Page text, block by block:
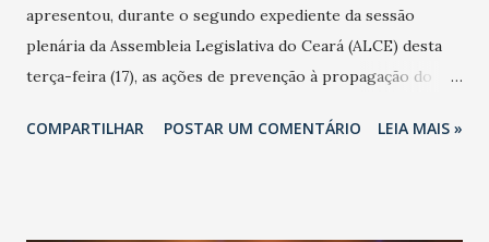
apresentou, durante o segundo expediente da sessão
plenária da Assembleia Legislativa do Ceará (ALCE) desta
terça-feira (17), as ações de prevenção à propagação do
adotadas pelo Governo do Estado na contenção da
COMPARTILHAR POSTAR UM COMENTÁRIO LEIA MAIS »